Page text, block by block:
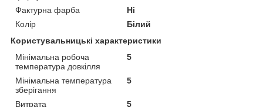
Фактурна фарба
Ні
Колір
Білий
Користувальницькі характеристики
Мінімальна робоча
температура довкілля
5
Мінімальна температура
зберігання
5
Витрата
5